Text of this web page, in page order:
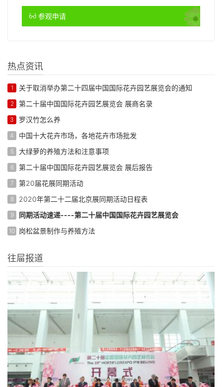
参观申请
热点资讯
1 关于取消举办第二十四届中国国际花卉园艺展览会的通知
2 第二十届中国国际花卉园艺展览会 展商名录
3 罗汉竹怎么养
4 中国十大花卉市场，各地花卉市场批发
5 大绿萝的养殖方法和注意事项
6 第二十届中国国际花卉园艺展览会 展后报告
7 第20届花展同期活动
8 2020年第二十二届北京展同期活动日程表
9 同期活动速递----第二十届中国国际花卉园艺展览会
10 岗松盆景制作与养殖方法
往屇报道